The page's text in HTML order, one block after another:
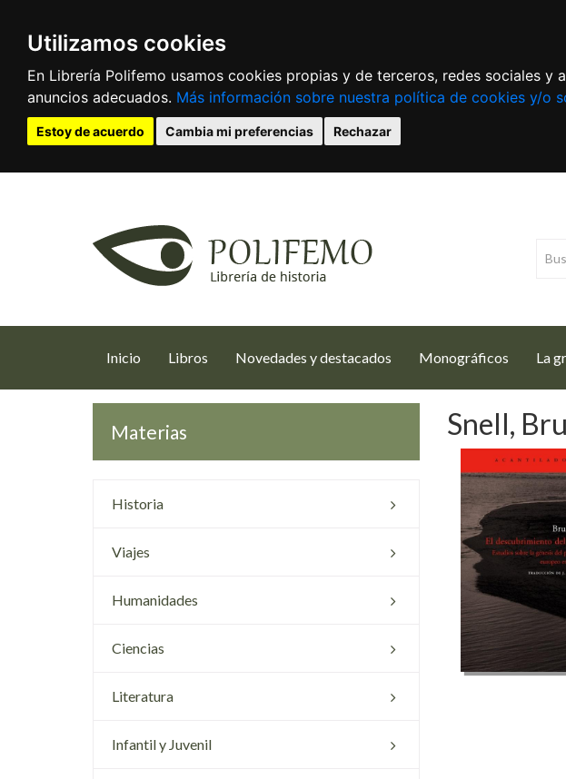
Utilizamos cookies
En Librería Polifemo usamos cookies propias y de terceros, redes sociales
anuncios adecuados. Más información sobre nuestra política de cookies y/o
Estoy de acuerdo Cambia mi preferencias Rechazar
Inicio (current)
Libros Novedades y destacados Monográficos La
Materias
Historia
Viajes
Humanidades
Ciencias
Literatura
Infantil y Juvenil
Snell,